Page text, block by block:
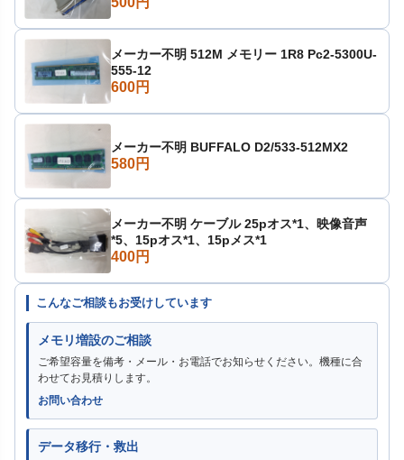
メーカー不明 512M メモリー 1R8 Pc2-5300U-
555-12
600円
メーカー不明 BUFFALO D2/533-512MX2
580円
メーカー不明 ケーブル 25pオス*1、映像音声
*5、15pオス*1、15pメス*1
400円
こんなご相談もお受けしています
メモリ増設のご相談
ご希望容量を備考・メール・お電話でお知らせください。機種に合
わせてお見積りします。
お問い合わせ
データ移行・救出